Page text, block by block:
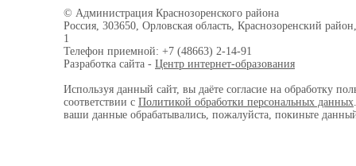
© Администрация Краснозоренского района
Россия, 303650, Орловская область, Краснозоренский
1
Телефон приемной: +7 (48663) 2-14-91
Разработка сайта - Центр интернет-образования
Используя данный сайт, вы даёте согласие на обработку
соответствии с Политикой обработки персональных данных
ваши данные обрабатывались, пожалуйста, покиньте